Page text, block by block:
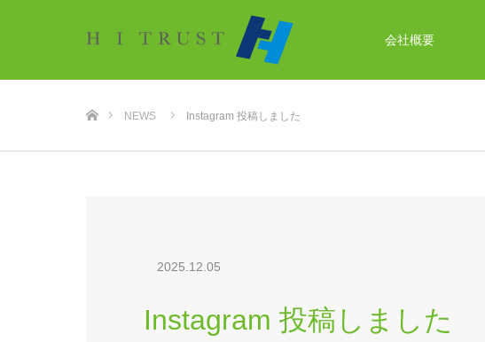
会社概要
NEWS Instagram 投稿しました
2025.12.05
Instagram 投稿しました